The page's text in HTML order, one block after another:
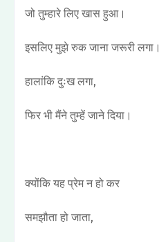
जो तुम्हारे लिए खास हुआ।
इसलिए मुझे रुक जाना जरूरी लगा।
हालांकि दुःख लगा,
फिर भी मैंने तुम्हें जाने दिया।
क्योंकि यह प्रेम न हो कर
समझौता हो जाता,